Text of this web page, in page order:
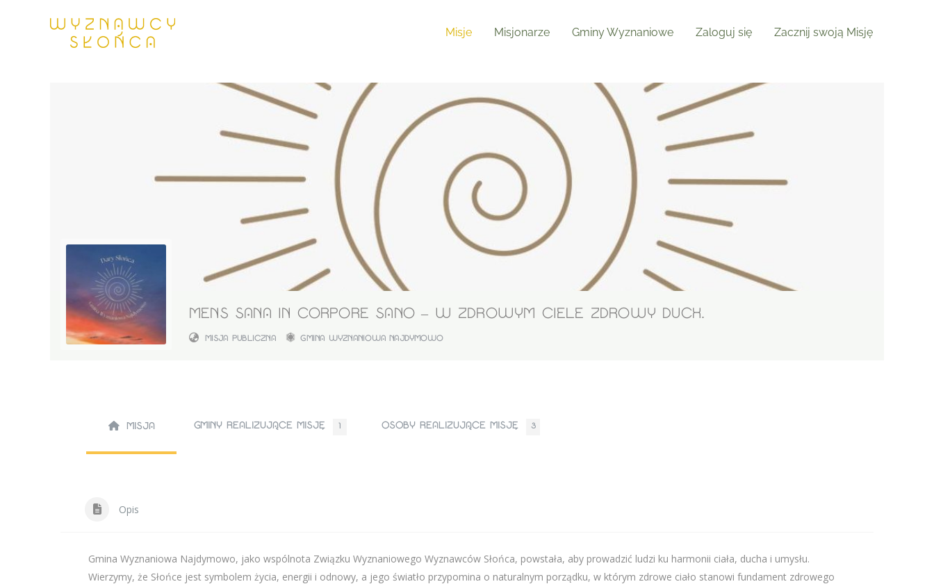
Misje Misjonarze Gminy Wyznaniowe Zaloguj się Zacznij swoją Misję
MENS SANA IN CORPORE SANO – W ZDROWYM CIELE ZDROWY DUCH.
MISJA PUBLICZNA GMINA WYZNANIOWA NAJDYMOWO
MISJA GMINY REALIZUJĄCE MISJĘ OSOBY REALIZUJĄCE MISJĘ 3
Opis
Gmina Wyznaniowa Najdymowo, jako wspólnota Związku Wyznaniowego Wyznawców Słońca, powstała, aby prowadzić ludzi ku harmonii ciała, ducha i umysłu.
Wierzymy, że Słońce jest symbolem życia, energii i odnowy, a jego światło przypomina o naturalnym porządku, w którym zdrowe ciało stanowi fundament zdrowego